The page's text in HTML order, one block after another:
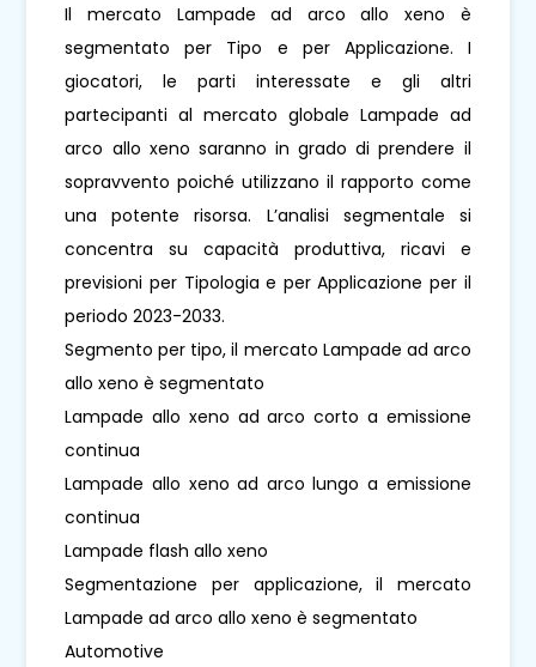
Il mercato Lampade ad arco allo xeno è
segmentato per Tipo e per Applicazione. I
giocatori, le parti interessate e gli altri
partecipanti al mercato globale Lampade ad
arco allo xeno saranno in grado di prendere il
sopravvento poiché utilizzano il rapporto come
una potente risorsa. L’analisi segmentale si
concentra su capacità produttiva, ricavi e
previsioni per Tipologia e per Applicazione per il
periodo 2023-2033.
Segmento per tipo, il mercato Lampade ad arco
allo xeno è segmentato
Lampade allo xeno ad arco corto a emissione
continua
Lampade allo xeno ad arco lungo a emissione
continua
Lampade flash allo xeno
Segmentazione per applicazione, il mercato
Lampade ad arco allo xeno è segmentato
Automotive